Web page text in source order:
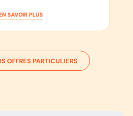
SAVOIR PLUS
OFFRES PARTICULIERS